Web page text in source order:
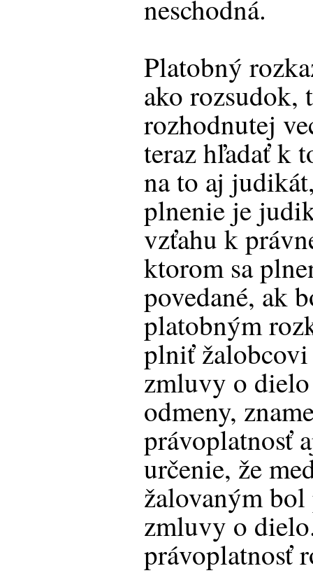
neschodná.
Platobný
ako rozsudok,
rozhodnutej
teraz hľadať k
na to aj
plnenie je
vzťahu k
ktorom sa
povedané, ak
platobným
plniť
zmluvy o dielo
odmeny,
právoplatnosť
určenie, že
žalovaným
zmluvy o
právoplatnosť